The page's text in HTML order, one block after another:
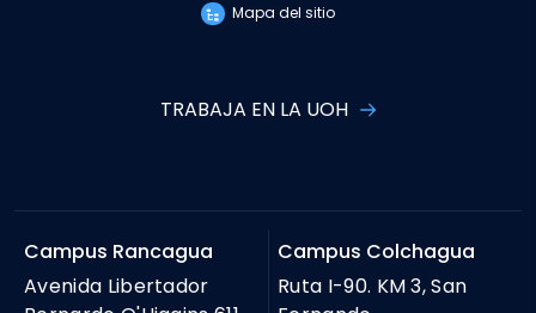
Mapa del sitio
TRABAJA EN LA UOH
Campus Rancagua
Avenida Libertador
Campus Colchagua
Ruta I-90. KM 3, San